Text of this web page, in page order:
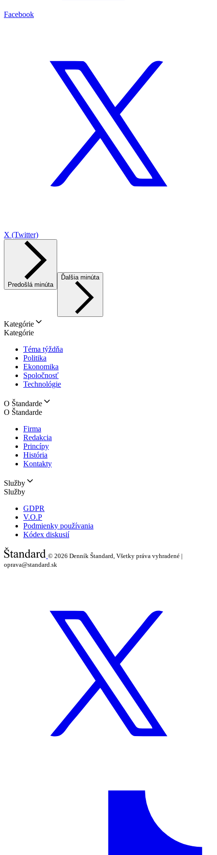
Facebook
X (Twitter)
Predošlá minúta
Ďalšia minúta
Kategórie
Kategórie
Téma týždňa
Politika
Ekonomika
Spoločnosť
Technológie
O Štandarde
O Štandarde
Firma
Redakcia
Princípy
História
Kontakty
Služby
Služby
GDPR
V.O.P
Podmienky používania
Kódex diskusií
© 2026 Denník Štandard, Všetky práva vyhradené |
oprava@standard.sk